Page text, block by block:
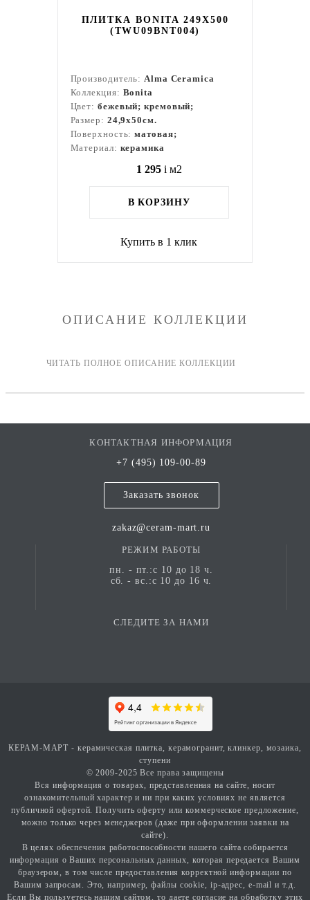
ПЛИТКА BONITA 249X500
(TWU09BNT004)
Производитель:Alma Ceramica
Коллекция: Bonita
Цвет: бежевый; кремовый;
Размер: 24,9x50см.
Поверхность:матовая;
Материал: керамика
1 295 i м2
В КОРЗИНУ
Купить в 1 клик
ОПИСАНИЕ КОЛЛЕКЦИИ
КОНТАКТНАЯ ИНФОРМАЦИЯ
+7 (495) 109-00-89
Заказать звонок
zakaz@ceram-mart.ru
РЕЖИМ РАБОТЫ
пн. - пт.:с 10 до 18 ч.
сб. - вс.:с 10 до 16 ч.
СЛЕДИТЕ ЗА НАМИ
КЕРАМ-МАРТ - керамическая плитка, керамогранит, клинкер, мозаика,
ступени
© 2009-2025 Все права защищены
Вся информация о товарах, представленная на сайте, носит
ознакомительный характер и ни при каких условиях не является
публичной офертой. Получить оферту или коммерческое предложение,
можно только через менеджеров (даже при оформлении заявки на
сайте).
В целях обеспечения работоспособности нашего сайта собирается
информация о Ваших персональных данных, которая передается Вашим
браузером, в том числе предоставления корректной информации по
Вашим запросам. Это, например, файлы cookie, ip-адрес, e-mail и т.д.
Если Вы пользуетесь нашим сайтом, то даете согласие на обработку этих